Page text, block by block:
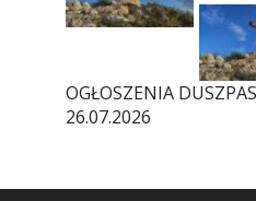
OGŁOSZENIA
26.07.2026